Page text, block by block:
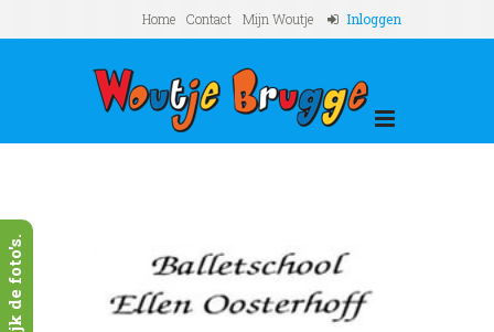
Home Contact Mijn Woutje Inloggen
Bekijk de foto's.